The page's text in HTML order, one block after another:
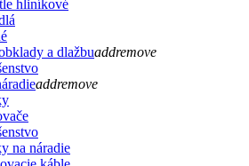
hliníkové
a dlažbuaddremove
addremove
na náradie